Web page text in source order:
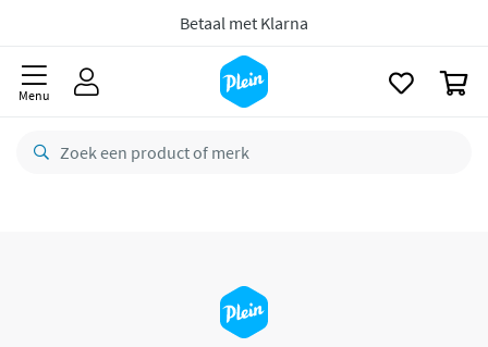
Betaal met Klarna
Menu